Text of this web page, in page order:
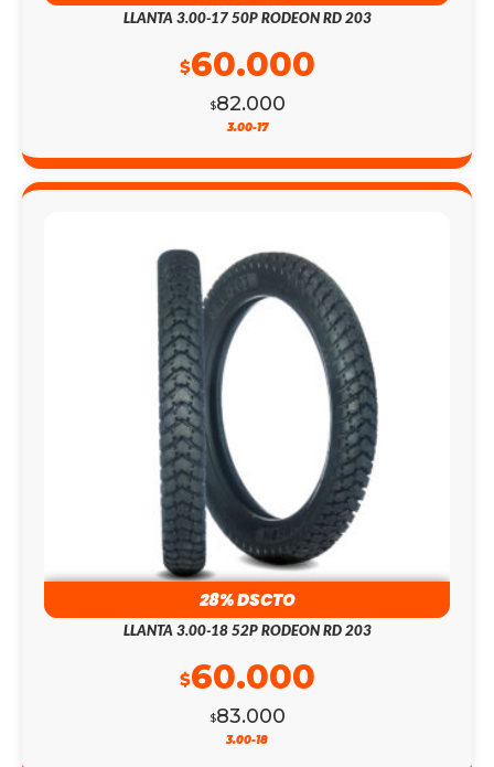
LLANTA 3.00-17 50P RODEON RD 203
$82.000
$60.000
3.00-17
28% DSCTO
LLANTA 3.00-18 52P RODEON RD 203
$83.000
$60.000
3.00-18